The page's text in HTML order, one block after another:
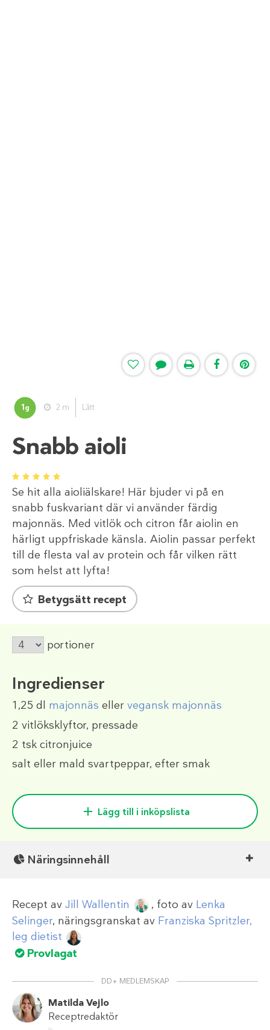
1g 2 m Lätt
Snabb aioli
1 2 3 4 5
Se hit alla aioliälskare! Här bjuder vi på en
snabb fuskvariant där vi använder färdig
majonnäs. Med vitlök och citron får aiolin en
härligt uppfriskade känsla. Aiolin passar perfekt
till de flesta val av protein och får vilken rätt
som helst att lyfta!
Betygsätt recept
portioner
Ingredienser
1,25 dl majonnäs eller vegansk majonnäs
2 vitlöksklyftor, pressade
2 tsk citronjuice
salt eller mald svartpeppar, efter smak
Lägg till i inköpslista
Näringsinnehåll
Recept av Jill Wallentin , foto av Lenka
Selinger, näringsgranskat av Franziska Spritzler,
leg dietist
Provlagat
DD+ MEDLEMSKAP
Matilda Vejlo
Receptredaktör